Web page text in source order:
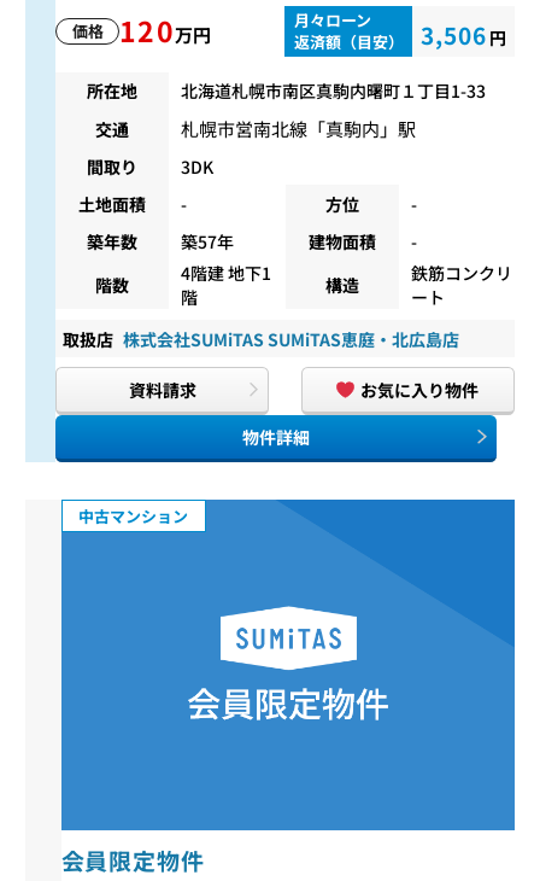
価格 120万円
月々ローン
返済額（目安）
3,506 円
所在地
北海道札幌市南区真駒内曙町１丁目1-33
交通
札幌市営南北線 「真駒内 」駅
間取り
3DK
土地面積
- 方位
-
築年数
築57年 建物面積
-
階数
4階建 地下1
階
構造
鉄筋コンクリ
ート
取扱店 株式会社SUMiTAS SUMiTAS恵庭・北広島店
資料請求
お気に入り物件
物件詳細
中古マンション
会員限定物件